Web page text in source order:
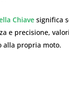
Chiavesignifica
e precisione,
alla propria moto.